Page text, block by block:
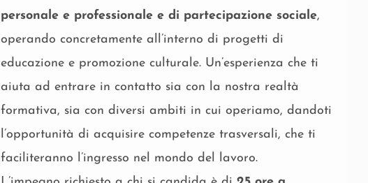
personale e professionale e di partecipazione sociale,
operando concretamente all’interno di progetti di
educazione e promozione culturale. Un’esperienza che ti
aiuta ad entrare in contatto sia con la nostra realtà
formativa, sia con diversi ambiti in cui operiamo, dandoti
l’opportunità di acquisire competenze trasversali, che ti
faciliteranno l’ingresso nel mondo del lavoro.